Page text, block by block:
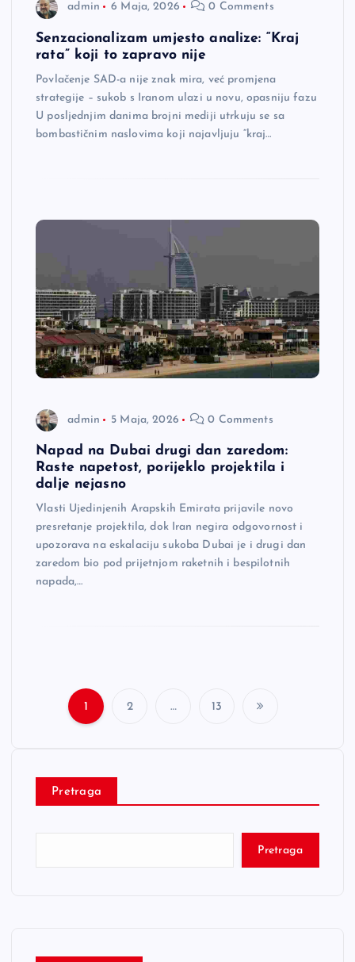
admin 6 Maja, 2026 0 Comments
Senzacionalizam umjesto analize: “Kraj
rata” koji to zapravo nije
Povlačenje SAD-a nije znak mira, već promjena
strategije – sukob s Iranom ulazi u novu, opasniju fazu
U posljednjim danima brojni mediji utrkuju se sa
bombastičnim naslovima koji najavljuju “kraj…
admin 5 Maja, 2026 0 Comments
Napad na Dubai drugi dan zaredom:
Raste napetost, porijeklo projektila i
dalje nejasno
Vlasti Ujedinjenih Arapskih Emirata prijavile novo
presretanje projektila, dok Iran negira odgovornost i
upozorava na eskalaciju sukoba Dubai je i drugi dan
zaredom bio pod prijetnjom raketnih i bespilotnih
napada,…
s
1 2 … 13
Pretraga
Pretraga